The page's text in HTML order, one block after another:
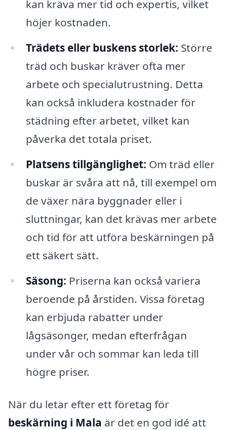
kan kräva mer tid och expertis, vilket
höjer kostnaden.
Trädets eller buskens storlek: Större
träd och buskar kräver ofta mer
arbete och specialutrustning. Detta
kan också inkludera kostnader för
städning efter arbetet, vilket kan
påverka det totala priset.
Platsens tillgänglighet: Om träd eller
buskar är svåra att nå, till exempel om
de växer nära byggnader eller i
sluttningar, kan det krävas mer arbete
och tid för att utföra beskärningen på
ett säkert sätt.
Säsong: Priserna kan också variera
beroende på årstiden. Vissa företag
kan erbjuda rabatter under
lågsäsonger, medan efterfrågan
under vår och sommar kan leda till
högre priser.
När du letar efter ett företag för
beskärning i Mala är det en god idé att